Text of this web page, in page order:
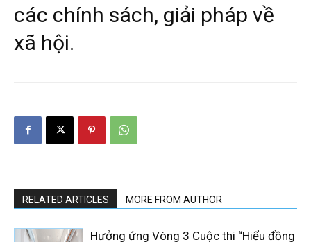
các chính sách, giải pháp về
xã hội.
RELATED ARTICLES MORE FROM AUTHOR
Hưởng ứng Vòng 3 Cuộc thi “Hiểu đồng